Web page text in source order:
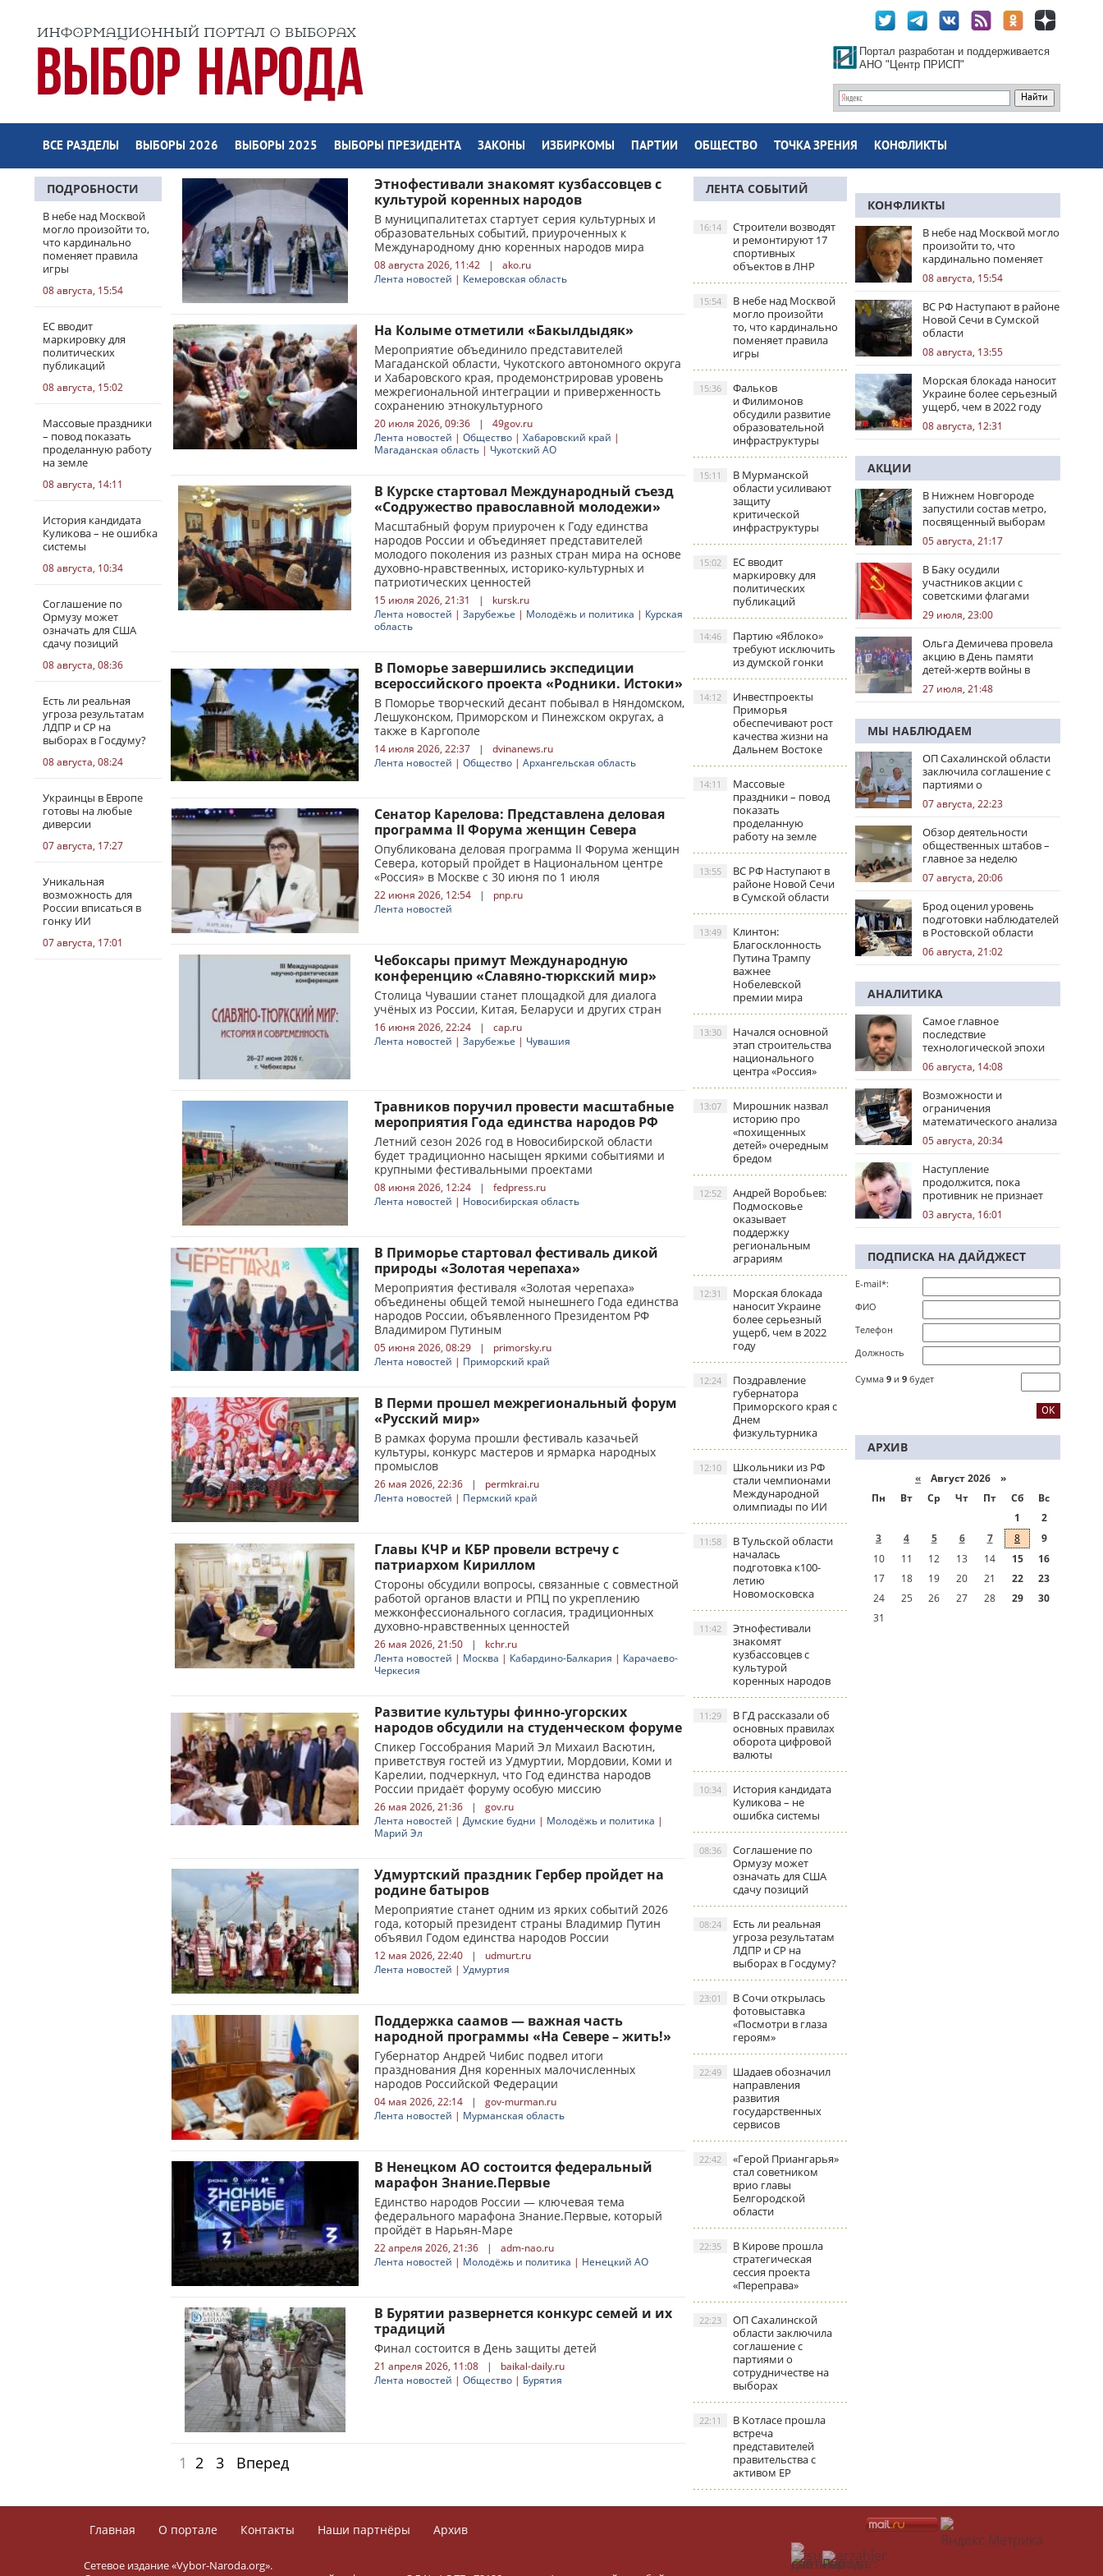
Портал разработан и поддерживается
АНО "Центр ПРИСП"
ВСЕ РАЗДЕЛЫ ВЫБОРЫ 2026 ВЫБОРЫ 2025 ВЫБОРЫ ПРЕЗИДЕНТА ЗАКОНЫ ИЗБИРКОМЫ ПАРТИИ ОБЩЕСТВО ТОЧКА ЗРЕНИЯ КОНФЛИКТЫ
ПОДРОБНОСТИ
В небе над Москвой
могло произойти то,
что кардинально
поменяет правила
игры
08 августа, 15:54
ЕС вводит
маркировку для
политических
публикаций
08 августа, 15:02
Массовые праздники
– повод показать
проделанную работу
на земле
08 августа, 14:11
История кандидата
Куликова – не ошибка
системы
08 августа, 10:34
Соглашение по
Ормузу может
означать для США
сдачу позиций
08 августа, 08:36
Есть ли реальная
угроза результатам
ЛДПР и СР на
выборах в Госдуму?
08 августа, 08:24
Украинцы в Европе
готовы на любые
диверсии
07 августа, 17:27
Уникальная
возможность для
России вписаться в
гонку ИИ
07 августа, 17:01
Этнофестивали знакомят кузбассовцев с
культурой коренных народов
В муниципалитетах стартует серия культурных и
образовательных событий, приуроченных к
Международному дню коренных народов мира
08 августа 2026, 11:42 |
ako.ru
Лента новостей | Кемеровская область
На Колыме отметили «Бакылдыдяк»
Мероприятие объединило представителей
Магаданской области, Чукотского автономного округа
и Хабаровского края, продемонстрировав уровень
межрегиональной интеграции и приверженность
сохранению этнокультурного
20 июля 2026, 09:36 |
49gov.ru
Лента новостей | Общество | Хабаровский край |
Магаданская область | Чукотский АО
В Курске стартовал Международный съезд
«Содружество православной молодежи»
Масштабный форум приурочен к Году единства
народов России и объединяет представителей
молодого поколения из разных стран мира на основе
духовно-нравственных, историко-культурных и
патриотических ценностей
15 июля 2026, 21:31 |
kursk.ru
Лента новостей | Зарубежье | Молодёжь и политика | Курская
область
В Поморье завершились экспедиции
всероссийского проекта «Родники. Истоки»
В Поморье творческий десант побывал в Няндомском,
Лешуконском, Приморском и Пинежском округах, а
также в Каргополе
14 июля 2026, 22:37 |
dvinanews.ru
Лента новостей | Общество | Архангельская область
Сенатор Карелова: Представлена деловая
программа II Форума женщин Севера
Опубликована деловая программа II Форума женщин
Севера, который пройдет в Национальном центре
«Россия» в Москве с 30 июня по 1 июля
22 июня 2026, 12:54 |
pnp.ru
Лента новостей
Чебоксары примут Международную
конференцию «Славяно‑тюркский мир»
Столица Чувашии станет площадкой для диалога
учёных из России, Китая, Беларуси и других стран
16 июня 2026, 22:24 |
cap.ru
Лента новостей | Зарубежье | Чувашия
Травников поручил провести масштабные
мероприятия Года единства народов РФ
Летний сезон 2026 год в Новосибирской области
будет традиционно насыщен яркими событиями и
крупными фестивальными проектами
08 июня 2026, 12:24 |
fedpress.ru
Лента новостей | Новосибирская область
В Приморье стартовал фестиваль дикой
природы «Золотая черепаха»
Мероприятия фестиваля «Золотая черепаха»
объединены общей темой нынешнего Года единства
народов России, объявленного Президентом РФ
Владимиром Путиным
05 июня 2026, 08:29 |
primorsky.ru
Лента новостей | Приморский край
В Перми прошел межрегиональный форум
«Русский мир»
В рамках форума прошли фестиваль казачьей
культуры, конкурс мастеров и ярмарка народных
промыслов
26 мая 2026, 22:36 |
permkrai.ru
Лента новостей | Пермский край
Главы КЧР и КБР провели встречу с
патриархом Кириллом
Стороны обсудили вопросы, связанные с совместной
работой органов власти и РПЦ по укреплению
межконфессионального согласия, традиционных
духовно-нравственных ценностей
26 мая 2026, 21:50 |
kchr.ru
Лента новостей | Москва | Кабардино-Балкария | Карачаево-
Черкесия
Развитие культуры финно-угорских
народов обсудили на студенческом форуме
Спикер Госсобрания Марий Эл Михаил Васютин,
приветствуя гостей из Удмуртии, Мордовии, Коми и
Карелии, подчеркнул, что Год единства народов
России придаёт форуму особую миссию
26 мая 2026, 21:36 |
gov.ru
Лента новостей | Думские будни | Молодёжь и политика |
Марий Эл
Удмуртский праздник Гербер пройдет на
родине батыров
Мероприятие станет одним из ярких событий 2026
года, который президент страны Владимир Путин
объявил Годом единства народов России
12 мая 2026, 22:40 |
udmurt.ru
Лента новостей | Удмуртия
Поддержка саамов — важная часть
народной программы «На Севере – жить!»
Губернатор Андрей Чибис подвел итоги
празднования Дня коренных малочисленных
народов Российской Федерации
04 мая 2026, 22:14 |
gov-murman.ru
Лента новостей | Мурманская область
В Ненецком АО состоится федеральный
марафон Знание.Первые
Единство народов России — ключевая тема
федерального марафона Знание.Первые, который
пройдёт в Нарьян-Маре
22 апреля 2026, 21:36 |
adm-nao.ru
Лента новостей | Молодёжь и политика | Ненецкий АО
В Бурятии развернется конкурс семей и их
традиций
Финал состоится в День защиты детей
21 апреля 2026, 11:08 |
baikal-daily.ru
Лента новостей | Общество | Бурятия
1 2 3 Вперед
ЛЕНТА СОБЫТИЙ
Строители возводят
и ремонтируют 17
спортивных
объектов в ЛНР
16:14
В небе над Москвой
могло произойти
то, что кардинально
поменяет правила
игры
15:54
Фальков
и Филимонов
обсудили развитие
образовательной
инфраструктуры
15:36
В Мурманской
области усиливают
защиту
критической
инфраструктуры
15:11
ЕС вводит
маркировку для
политических
публикаций
15:02
Партию «Яблоко»
требуют исключить
из думской гонки
14:46
Инвестпроекты
Приморья
обеспечивают рост
качества жизни на
Дальнем Востоке
14:12
Массовые
праздники – повод
показать
проделанную
работу на земле
14:11
ВС РФ Наступают в
районе Новой Сечи
в Сумской области
13:55
Клинтон:
Благосклонность
Путина Трампу
важнее
Нобелевской
премии мира
13:49
Начался основной
этап строительства
национального
центра «Россия»
13:30
Мирошник назвал
историю про
«похищенных
детей» очередным
бредом
13:07
Андрей Воробьев:
Подмосковье
оказывает
поддержку
региональным
аграриям
12:52
Морская блокада
наносит Украине
более серьезный
ущерб, чем в 2022
году
12:31
Поздравление
губернатора
Приморского края с
Днем
физкультурника
12:24
Школьники из РФ
стали чемпионами
Международной
олимпиады по ИИ
12:10
В Тульской области
началась
подготовка к100-
летию
Новомосковска
11:58
Этнофестивали
знакомят
кузбассовцев с
культурой
коренных народов
11:42
В ГД рассказали об
основных правилах
оборота цифровой
валюты
11:29
История кандидата
Куликова – не
ошибка системы
10:34
Соглашение по
Ормузу может
означать для США
сдачу позиций
08:36
Есть ли реальная
угроза результатам
ЛДПР и СР на
выборах в Госдуму?
08:24
В Сочи открылась
фотовыставка
«Посмотри в глаза
героям»
23:01
Шадаев обозначил
направления
развития
государственных
сервисов
22:49
«Герой Приангарья»
стал советником
врио главы
Белгородской
области
22:42
В Кирове прошла
стратегическая
сессия проекта
«Переправа»
22:35
ОП Сахалинской
области заключила
соглашение с
партиями о
сотрудничестве на
выборах
22:23
В Котласе прошла
встреча
представителей
правительства с
активом ЕР
22:11
КОНФЛИКТЫ
В небе над Москвой могло
произойти то, что
кардинально поменяет
правила игры
08 августа, 15:54
ВС РФ Наступают в районе
Новой Сечи в Сумской
области
08 августа, 13:55
Морская блокада наносит
Украине более серьезный
ущерб, чем в 2022 году
08 августа, 12:31
АКЦИИ
В Нижнем Новгороде
запустили состав метро,
посвященный выборам
05 августа, 21:17
В Баку осудили
участников акции с
советскими флагами
29 июля, 23:00
Ольга Демичева провела
акцию в День памяти
детей-жертв войны в
Донбассе
27 июля, 21:48
МЫ НАБЛЮДАЕМ
ОП Сахалинской области
заключила соглашение с
партиями о
сотрудничестве на
выборах
07 августа, 22:23
Обзор деятельности
общественных штабов –
главное за неделю
07 августа, 20:06
Брод оценил уровень
подготовки наблюдателей
в Ростовской области
06 августа, 21:02
АНАЛИТИКА
Самое главное
последствие
технологической эпохи
06 августа, 14:08
Возможности и
ограничения
математического анализа
избирательных кампаний
05 августа, 20:34
Наступление
продолжится, пока
противник не признает
стратегическое
поражение
03 августа, 16:01
ПОДПИСКА НА ДАЙДЖЕСТ
E-mail*:
ФИО
Телефон
Должность
Сумма 9 и 9 будет
АРХИВ
« Август 2026 »
Пн
Вт Ср Чт Пт Сб
Вс
1
2
3
4 5 6 7 8
9
10
11 12 13 14 15
16
17
18 19 20 21 22
23
24
25 26 27 28 29
30
31
Главная О портале Контакты Наши партнёры Архив
Сетевое издание «Vybor-Naroda.org».